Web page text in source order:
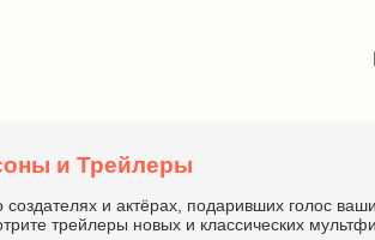
и Трейлеры
создателях и актёрах, подаривших голос
трейлеры новых и классических